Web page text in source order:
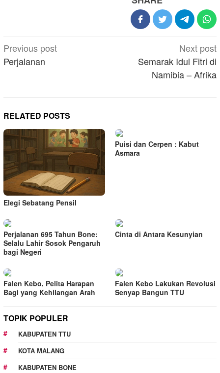
Post
navigation
Previous post
Perjalanan
Next post
Semarak Idul Fitri di
Namibia – Afrika
RELATED POSTS
Elegi Sebatang Pensil
Puisi dan Cerpen : Kabut
Asmara
Perjalanan 695 Tahun Bone:
Selalu Lahir Sosok Pengaruh
bagi Negeri
Cinta di Antara Kesunyian
Falen Kebo, Pelita Harapan
Bagi yang Kehilangan Arah
Falen Kebo Lakukan Revolusi
Senyap Bangun TTU
TOPIK POPULER
KABUPATEN TTU
KOTA MALANG
KABUPATEN BONE